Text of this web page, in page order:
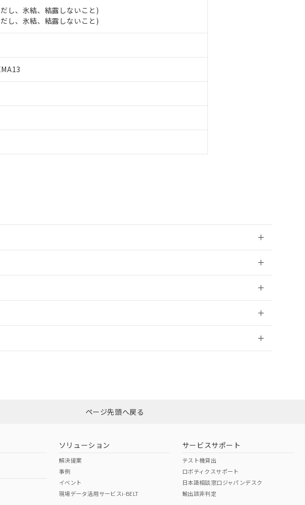
し、氷結、結露しないこと)
し、氷結、結露しないこと)
ダウンロードはこちら
（日本
（アメリカ
。
ページ先頭へ戻る
ソリューション
解決提案
事例
イベント
現場データ活用サービスi-BELT
サービスサポート
テスト機貸出
ロボティクスサポート
日本語相談窓口ジャパンデスク
輸出該非判定